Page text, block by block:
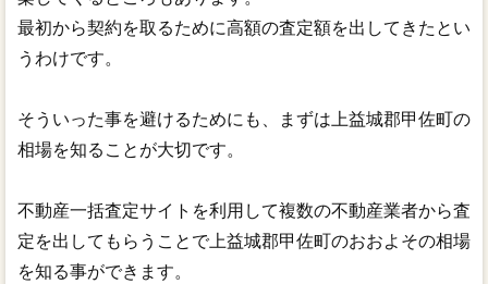
最初から契約を取るために高額の査定額を出してきたとい
うわけです。
そういった事を避けるためにも、まずは上益城郡甲佐町の
相場を知ることが大切です。
不動産一括査定サイトを利用して複数の不動産業者から査
定を出してもらうことで上益城郡甲佐町のおおよその相場
を知る事ができます。